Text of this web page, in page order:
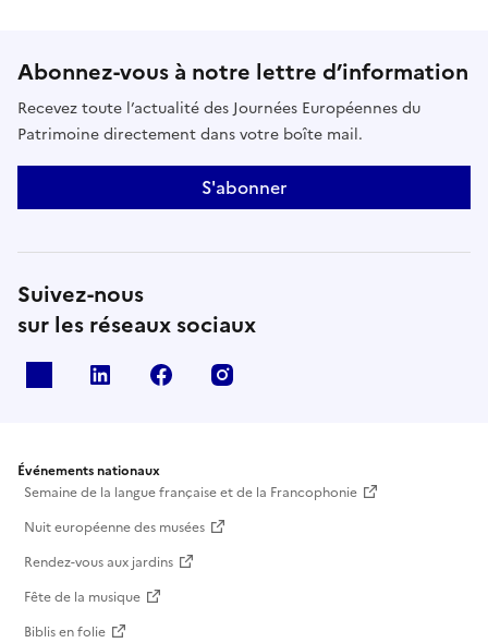
Abonnez-vous à notre lettre d’information
Recevez toute l’actualité des Journées Européennes du
Patrimoine directement dans votre boîte mail.
S'abonner
Suivez-nous
sur les réseaux sociaux
Linkedin Facebook
Événements nationaux
Semaine de la langue française et de la Francophonie
Nuit européenne des musées
Rendez-vous aux jardins
Fête de la musique
Biblis en folie